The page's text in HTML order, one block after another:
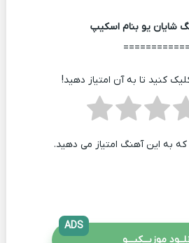
شایان یو بنام اسکیپ
============
کنید تا به آن امتیاز دهید!
که به این آهنگ امتیاز می دهید.
موزیــکیـــو
ADS